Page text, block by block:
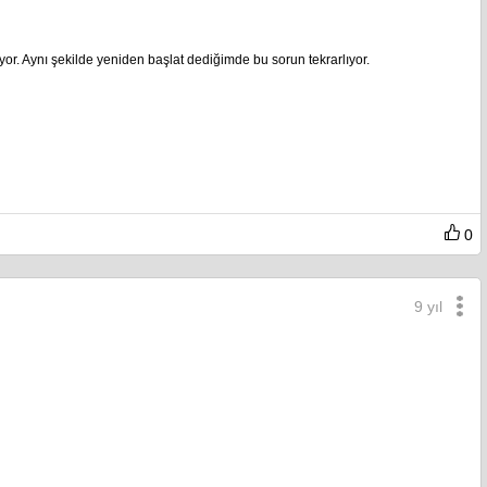
Aynı şekilde yeniden başlat dediğimde bu sorun tekrarlıyor.
0
9 yıl